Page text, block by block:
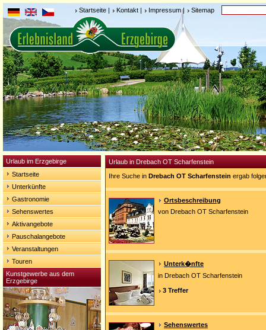
Startseite | Kontakt | Impressum| Sitemap
Urlaub im Erzgebirge
Startseite
Unterkünfte
Gastronomie
Sehenswertes
Aktivangebote
Pauschalangebote
Veranstaltungen
Touren
Kunstgewerbe aus dem
Erzgebirge
Urlaub in Drebach OT Scharfenstein
Ihre Suche in Drebach OT Scharfenstein ergab
Ortsbeschreibung
von Drebach OT Scharfenstein
Unterk�nfte
in Drebach OT Scharfenstein
3 Treffer
Sehenswertes